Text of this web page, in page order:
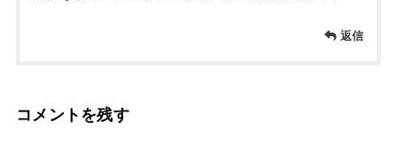
返信
コメントを残す